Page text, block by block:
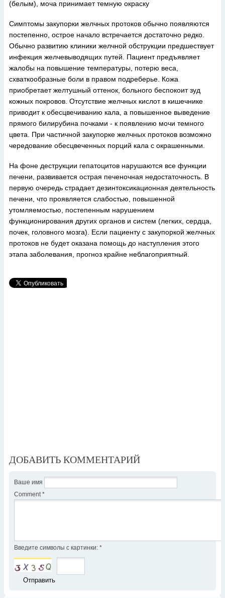
(белым), моча принимает темную окраску
Симптомы закупорки желчных протоков обычно появляются
постепенно, острое начало встречается достаточно редко.
Обычно развитию клиники желчной обструкции предшествует
инфекция желчевыводящих путей. Пациент предъявляет
жалобы на повышение температуры, потерю веса,
схваткообразные боли в правом подреберье. Кожа
приобретает желтушный оттенок, больного беспокоит зуд
кожных покровов. Отсутствие желчных кислот в кишечнике
приводит к обесцвечиванию кала, а повышенное выведение
прямого билирубина почками - к появлению мочи темного
цвета. При частичной закупорке желчных протоков возможно
чередование обесцвеченных порций кала с окрашенными.
На фоне деструкции гепатоцитов нарушаются все функции
печени, развивается острая печеночная недостаточность. В
первую очередь страдает дезинтоксикационная деятельность
печени, что проявляется слабостью, повышенной
утомляемостью, постепенным нарушением
функционирования других органов и систем (легких, сердца,
почек, головного мозга). Если пациенту с закупоркой желчных
протоков не будет оказана помощь до наступления этого
этапа заболевания, прогноз крайне неблагоприятный.
ДОБАВИТЬ КОММЕНТАРИЙ
Ваше имя
Comment *
Введите символы с картинки: *